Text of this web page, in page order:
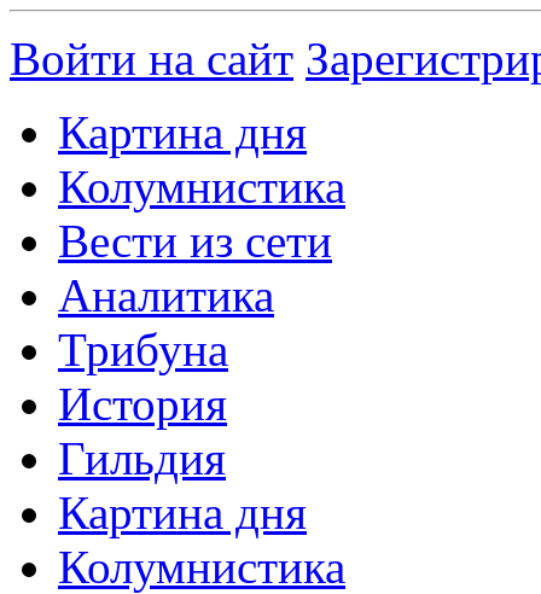
Войти на сайт
Картина дня
Колумнистика
Вести из сети
Аналитика
Трибуна
История
Гильдия
Картина дня
Колумнистика